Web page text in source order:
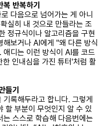
반복하기
다음으로 넘어가는 게 아니
실히 내 것으로 만들라는 조
정규식이나 알고리즘을 구현
보거나 AI에게 "왜 다른 방식
디는 이런 방식이 AI를 코드
인내심을 가진 튜터'처럼 활
들기
록해두라고 합니다. 그렇게
할 부분이 무엇인지 알 수 있
스스로 학습해 다음번에는